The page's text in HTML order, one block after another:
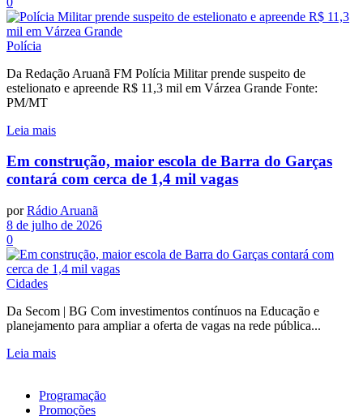
Polícia
Da Redação Aruanã FM Polícia Militar prende suspeito de
estelionato e apreende R$ 11,3 mil em Várzea Grande Fonte:
PM/MT
Leia mais
Em construção, maior escola de Barra do Garças
contará com cerca de 1,4 mil vagas
por Rádio Aruanã
8 de julho de 2026
0
Cidades
Da Secom | BG Com investimentos contínuos na Educação e
planejamento para ampliar a oferta de vagas na rede pública...
Leia mais
Programação
Promoções